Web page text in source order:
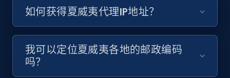
如何获得夏威夷代理IP地址？
我可以定位夏威夷各地的邮政编码
吗？